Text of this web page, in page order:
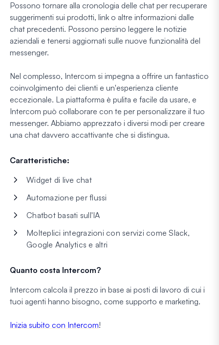
Possono tornare alla cronologia delle chat per recuperare
suggerimenti sui prodotti, link o altre informazioni dalle
chat precedenti. Possono persino leggere le notizie
aziendali e tenersi aggiornati sulle nuove funzionalità del
messenger.
Nel complesso, Intercom si impegna a offrire un fantastico
coinvolgimento dei clienti e un'esperienza cliente
eccezionale. La piattaforma è pulita e facile da usare, e
Intercom può collaborare con te per personalizzare il tuo
messenger. Abbiamo apprezzato i diversi modi per creare
una chat davvero accattivante che si distingua.
Caratteristiche:
Widget di live chat
Automazione per flussi
Chatbot basati sull'IA
Molteplici integrazioni con servizi come Slack,
Google Analytics e altri
Quanto costa Intercom?
Intercom calcola il prezzo in base ai posti di lavoro di cui i
tuoi agenti hanno bisogno, come supporto e marketing.
Inizia subito con Intercom!